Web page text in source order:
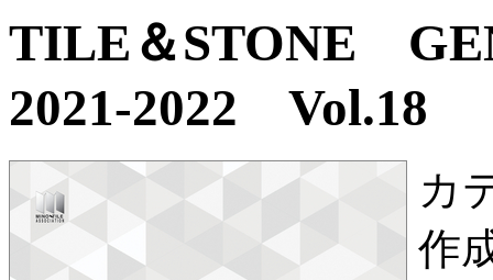
TILE＆STONE
2021-2022 Vol.18
カ
作